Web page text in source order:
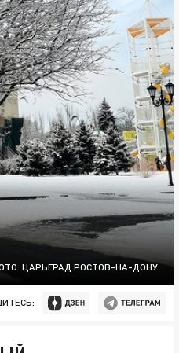
ЦАРЬГРАД РОСТОВ-НА-ДОНУ